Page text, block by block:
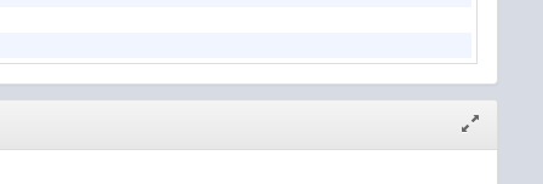
janela